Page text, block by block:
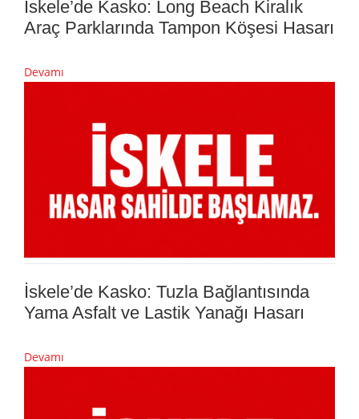
İskele’de Kasko: Long Beach Kiralık
Araç Parklarında Tampon Köşesi Hasarı
Devamı
İskele’de Kasko: Tuzla Bağlantısında
Yama Asfalt ve Lastik Yanağı Hasarı
Devamı